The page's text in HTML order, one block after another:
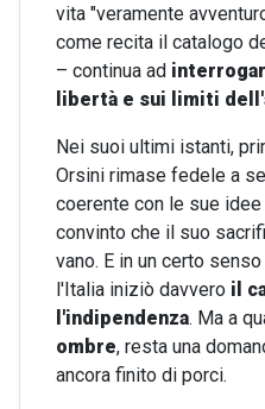
vita "veramente
come recita il catalogo
– continua ad
libertà e sui limiti
Nei suoi ultimi istanti,
Orsini rimase fedele a
coerente con le sue
convinto che il suo
vano. E in un certo
l'Italia iniziò davvero il
l'indipendenza. Ma a
ombre, resta una
ancora finito di porci.